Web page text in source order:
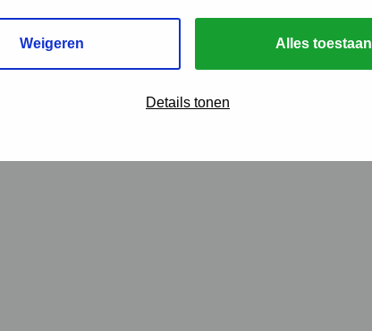
Weigeren Alles toestaan
Details tonen